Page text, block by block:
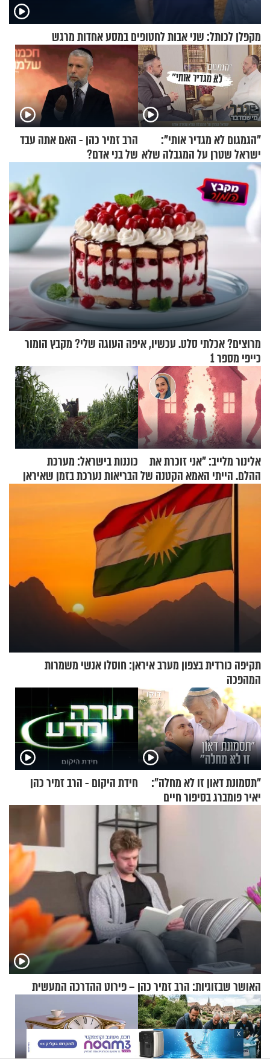
מקפלן לכותל: שני אבות לחטופים במסע אחדות מרגש
"הגמגום לא מגדיר אותי":
ישראל שטרן על המגבלה שלא
עוצרת אותו
הרב זמיר כהן - האם אתה עבד
של בני אדם?
מרוצים? אכלתי סלט. עכשיו, איפה העוגה שלי? מקבץ הומור
כייפי מספר 1
אלינור מלייב: "אני זוכרת את
ההלם. הייתי האמא הקטנה של
כוננות בישראל: מערכת
הבריאות נערכת בזמן שאיראן
תקיפה כורדית בצפון מערב איראן: חוסלו אנשי משמרות
המהפכה
"תסמונת דאון זו לא מחלה":
יאיר פומברג בסיפור חיים
חידת היקום - הרב זמיר כהן
האושר שבזוגיות: הרב זמיר כהן – פירוט ההדרכה המעשית
X